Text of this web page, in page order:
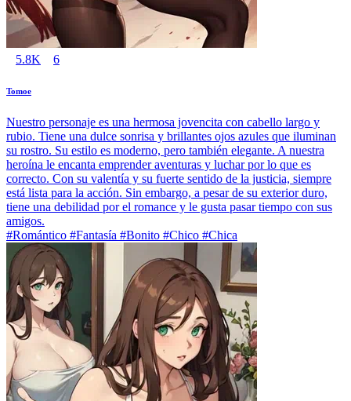
5.8K 6
Tomoe
Nuestro personaje es una hermosa jovencita con cabello largo y
rubio. Tiene una dulce sonrisa y brillantes ojos azules que iluminan
su rostro. Su estilo es moderno, pero también elegante. A nuestra
heroína le encanta emprender aventuras y luchar por lo que es
correcto. Con su valentía y su fuerte sentido de la justicia, siempre
está lista para la acción. Sin embargo, a pesar de su exterior duro,
tiene una debilidad por el romance y le gusta pasar tiempo con sus
amigos.
#Romántico #Fantasía #Bonito #Chico #Chica